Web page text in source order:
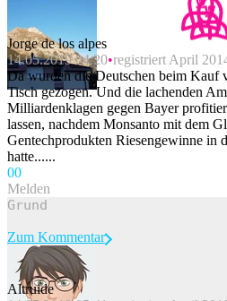
Jorge de los alpes
14.05.2019 04:20 registriert April
Da wurden die Deutschen beim Kauf
Tisch gezogen. Und die lachenden
Milliardenklagen gegen Bayer
lassen, nachdem Monsanto mit dem
Gentechprodukten Riesengewinne in
hatte......
00
Melden
Zum Kommentar
Altruide